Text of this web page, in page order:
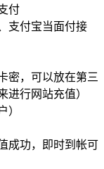
付
支付宝当面付接
密，可以放在第三
进行网站充值）
）
成功，即时到帐可